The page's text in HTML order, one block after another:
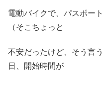
電動バイクで、パスポー
（そこちょっと
不安だったけど、そう言
日、開始時間が